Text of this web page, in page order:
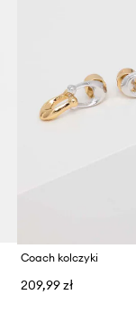
Coach kolczyki
209,99 zł